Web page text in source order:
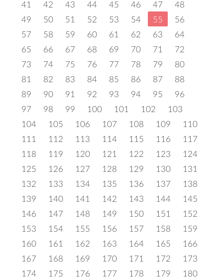
41
42 43 44 45 46 47
48
49
50 51 52 53 54 55
56
57
58 59 60 61 62 63
64
65
66 67 68 69 70 71
72
73
74 75 76 77 78 79
80
81
82 83 84 85 86 87
88
89
90 91 92 93 94 95
96
97
98 99 100 101 102
103
104
105 106 107 108 109
110
111
112 113 114 115 116
117
118
119 120 121 122 123
124
125
126 127 128 129 130
131
132
133 134 135 136 137
138
139
140 141 142 143 144
145
146
147 148 149 150 151
152
153
154 155 156 157 158
159
160
161 162 163 164 165
166
167
168 169 170 171 172
173
174
175 176 177 178 179
180